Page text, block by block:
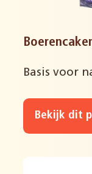
Basis voor
Bekijk dit